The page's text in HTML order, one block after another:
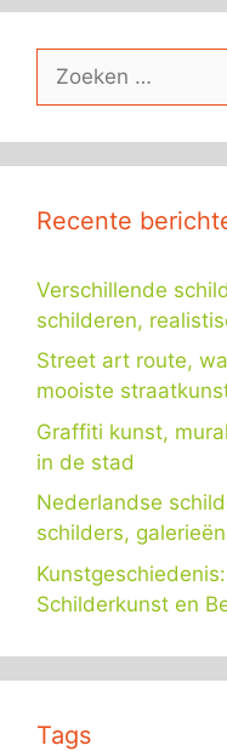
naar:
Recente
Verschillende
schilderen,
Street art route,
mooiste
Graffiti kunst,
in de stad
Nederlandse
schilders,
Schilderkunst en
Tags